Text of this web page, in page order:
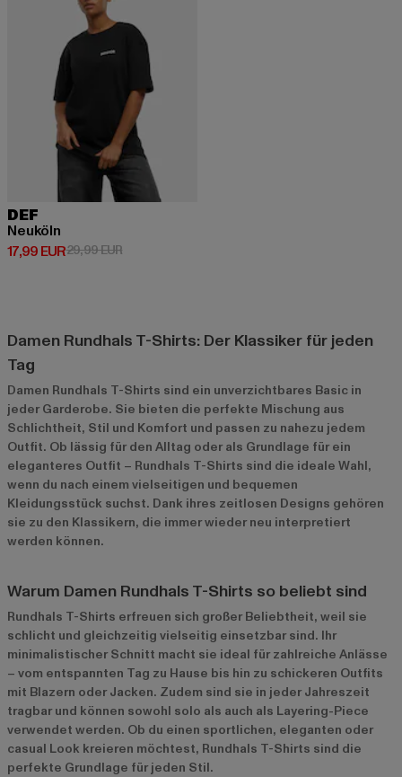
DEF
Neuköln
17,99 EUR
Derzeitiger Preis: 17,99 EUR
29,99 EURAktionspreis: 29,99 EUR
Damen Rundhals T-Shirts: Der Klassiker für jeden
Tag
Damen Rundhals T-Shirts sind ein unverzichtbares Basic in
jeder Garderobe. Sie bieten die perfekte Mischung aus
Schlichtheit, Stil und Komfort und passen zu nahezu jedem
Outfit. Ob lässig für den Alltag oder als Grundlage für ein
eleganteres Outfit – Rundhals T-Shirts sind die ideale Wahl,
wenn du nach einem vielseitigen und bequemen
Kleidungsstück suchst. Dank ihres zeitlosen Designs gehören
sie zu den Klassikern, die immer wieder neu interpretiert
werden können.
Warum Damen Rundhals T-Shirts so beliebt sind
Rundhals T-Shirts erfreuen sich großer Beliebtheit, weil sie
schlicht und gleichzeitig vielseitig einsetzbar sind. Ihr
minimalistischer Schnitt macht sie ideal für zahlreiche Anlässe
– vom entspannten Tag zu Hause bis hin zu schickeren Outfits
mit Blazern oder Jacken. Zudem sind sie in jeder Jahreszeit
tragbar und können sowohl solo als auch als Layering-Piece
verwendet werden. Ob du einen sportlichen, eleganten oder
casual Look kreieren möchtest, Rundhals T-Shirts sind die
perfekte Grundlage für jeden Stil.